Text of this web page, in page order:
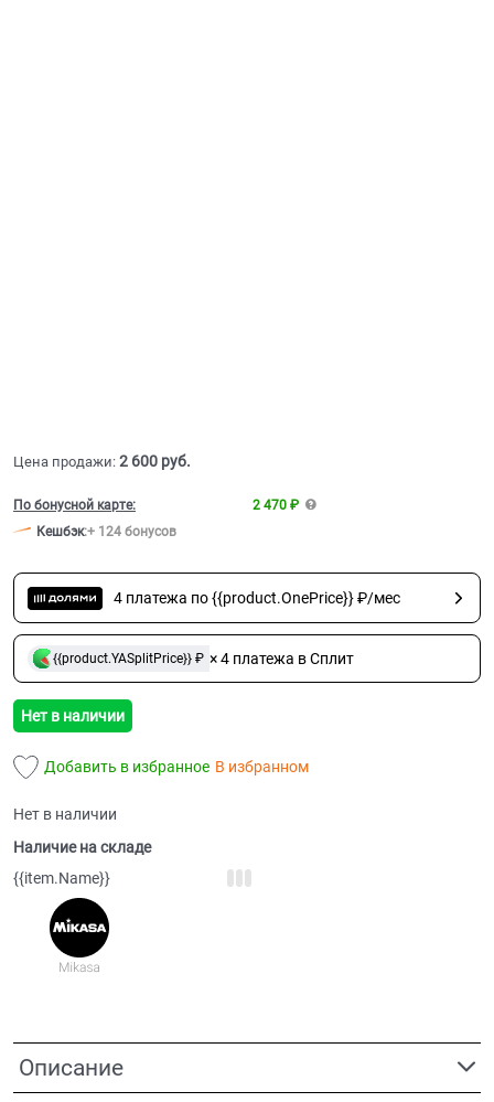
Цена продажи: 2 600 руб.
По бонусной карте:
2 470 ₽
Кешбэк:+ 124 бонусов
4 платежа по {{product.OnePrice}} ₽/мес
{{product.YASplitPrice}} ₽ × 4 платежа в Сплит
Нет в наличии
Добавить в избранное В избранном
Нет в наличии
Наличие на складе
{{item.Name}}
Описание